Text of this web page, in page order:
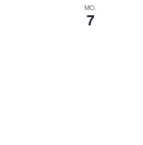
MO.
7